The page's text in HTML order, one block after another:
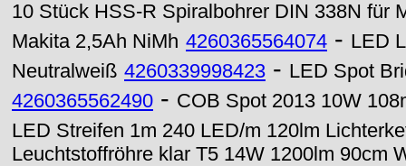
10 Stück HSS-R Spiralbohrer DIN 338N für
Makita 2,5Ah NiMh 4260365564074 - LED
Neutralweiß 4260339998423 - LED Spot
4260365562490 - COB Spot 2013 10W
LED Streifen 1m 240 LED/m 120lm
Leuchtstoffröhre klar T5 14W 1200lm 90cm